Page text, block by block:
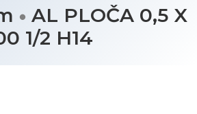
AL PLOČA 0,5 X
1/2 H14